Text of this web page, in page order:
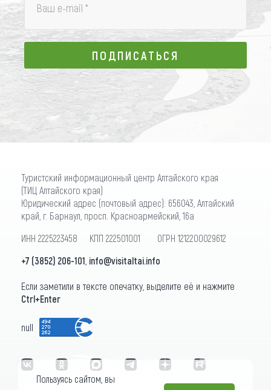
Ваш e-mail *
ПОДПИСАТЬСЯ
ПОДПИСАТЬСЯ
Туристский информационный центр Алтайского края
(ТИЦ Алтайского края)
Юридический адрес (почтовый адрес): 656043, Алтайский
край, г. Барнаул, просп. Красноармейский, 16а
ИНН 2225223458 КПП 222501001 ОГРН 1212200029612
+7 (3852) 206-101 info@visitaltai.info
Если заметили в тексте опечатку, выделите её и нажмите
Ctrl+Enter
null
Пользуясь сайтом, вы